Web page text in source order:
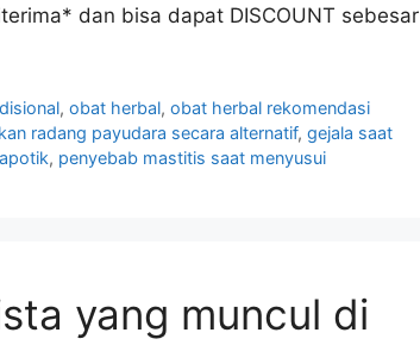
dan bisa dapat DISCOUNT sebesar
,obat herbal,obat herbal rekomendasi
radang payudara secara alternatif,gejala saat
, penyebab mastitis saat menyusui
yang muncul di